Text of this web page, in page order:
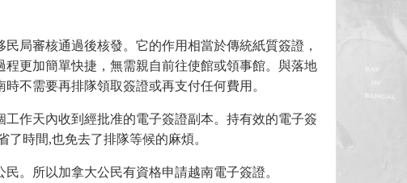
局審核通過後核發。它的作用相當於傳統紙質簽證，
更加簡單快捷，無需親自前往使館或領事館。與落地
不需要再排隊領取簽證或再支付任何費用。
作天內收到經批准的電子簽證副本。持有效的電子簽
時間,也免去了排隊等候的麻煩。
。所以加拿大公民有資格申請越南電子簽證。